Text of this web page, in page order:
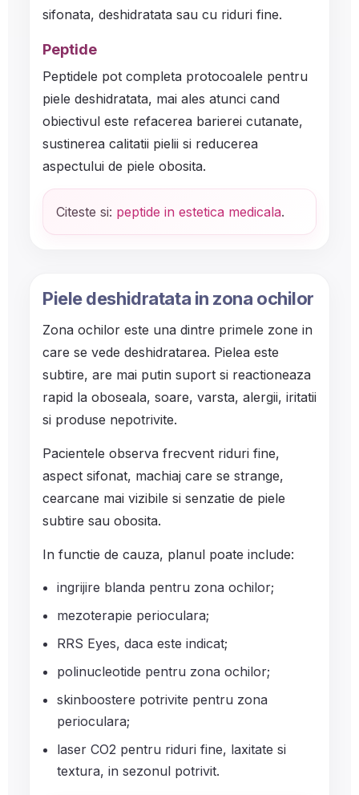
sifonata, deshidratata sau cu riduri fine.
Peptide
Peptidele pot completa protocoalele pentru
piele deshidratata, mai ales atunci cand
obiectivul este refacerea barierei cutanate,
sustinerea calitatii pielii si reducerea
aspectului de piele obosita.
Citeste si: peptide in estetica medicala.
Piele deshidratata in zona ochilor
Zona ochilor este una dintre primele zone in
care se vede deshidratarea. Pielea este
subtire, are mai putin suport si reactioneaza
rapid la oboseala, soare, varsta, alergii, iritatii
si produse nepotrivite.
Pacientele observa frecvent riduri fine,
aspect sifonat, machiaj care se strange,
cearcane mai vizibile si senzatie de piele
subtire sau obosita.
In functie de cauza, planul poate include:
ingrijire blanda pentru zona ochilor;
mezoterapie perioculara;
RRS Eyes, daca este indicat;
polinucleotide pentru zona ochilor;
skinboostere potrivite pentru zona
perioculara;
laser CO2 pentru riduri fine, laxitate si
textura, in sezonul potrivit.